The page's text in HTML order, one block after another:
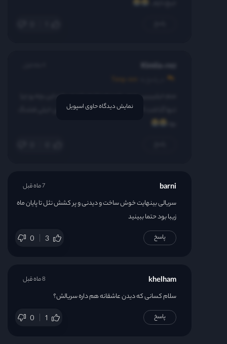
Kimiia-rez
تنها گذاشت آخه چرا باید اینجوری میشد عشقشون خیلی قشنگ
نمایش دیدگاه حاوی اسپویل
barni
سریالی بینهایت خوش ساخت و دیدنی و پر کشش نثل تا پایان ماه
زیبا بود حتما ببینید
0 3
7 ماه قبل
پاسخ
khelham
سلام کسانی که دیدن عاشقانه هم داره سریالش؟
0 1
8 ماه قبل
پاسخ